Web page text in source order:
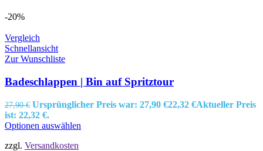
-20%
Vergleich
Schnellansicht
Zur Wunschliste
Badeschlappen | Bin auf Spritztour
27,90€ Ursprünglicher Preis war: 27,90 €22,32 €Aktueller Preis
ist: 22,32 €.
Optionen auswählen
zzgl. Versandkosten